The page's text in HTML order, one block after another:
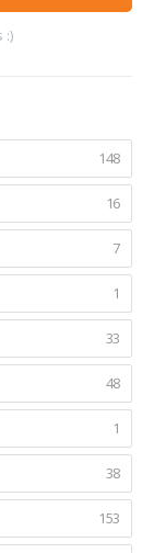
:)
148
16
7
1
33
48
1
38
153